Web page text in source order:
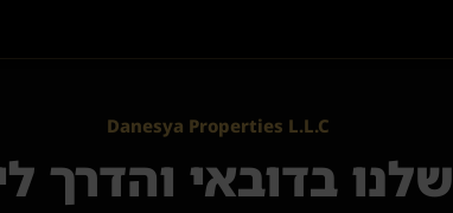
Danesya Properties L.L.C
בדובאי והדרך